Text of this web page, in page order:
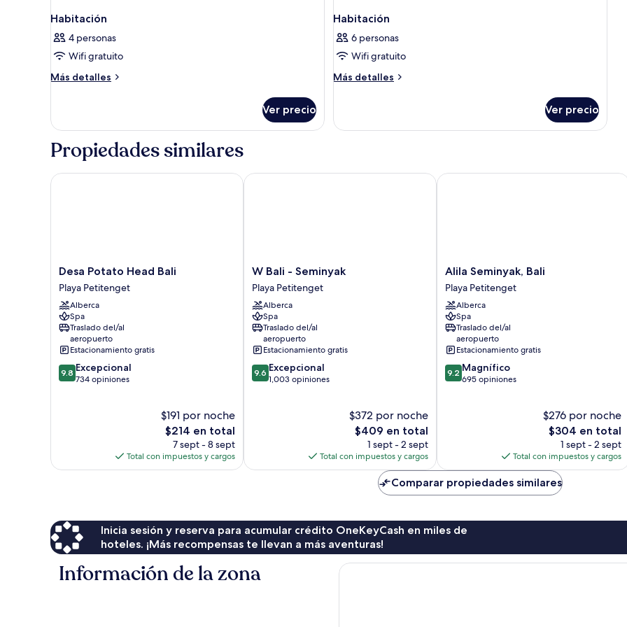
Habitación
4 personas
Wifi gratuito
Más detalles
Más
Ver precio
Habitación
6 personas
Wifi gratuito
Más detalles
Más
Ver precio
Propiedades similares
Desa
Potato
Head
Bali
Playa
Petitenget
Desa Potato Head Bali
Playa Petitenget
Alberca
Spa
Traslado del/al
aeropuerto
Estacionamiento gratis
9.8
de
9.8 Excepcional
734 opiniones
$191 por noche
El
precio
actual
es
$214 en total
7 sept - 8 sept
Total con impuestos y cargos
Desa Potato Head Bali
W
Bali
-
Seminyak
Playa
Petitenget
W Bali - Seminyak
Playa Petitenget
Alberca
Spa
Traslado del/al
aeropuerto
Estacionamiento gratis
9.6
de
9.6 Excepcional
1,003 opiniones
$372 por noche
El
precio
actual
es
$409 en total
1 sept - 2 sept
Total con impuestos y cargos
W Bali - Seminyak
Alila
Seminyak,
Bali
Playa
Petitenget
Alila Seminyak, Bali
Playa Petitenget
Alberca
Spa
Traslado del/al
aeropuerto
Estacionamiento gratis
9.2
de
9.2 Magnífico
695 opiniones
$276 por noche
El
precio
actual
es
de
$304
$304 en total
1 sept - 2 sept
Total con impuestos y cargos
Alila Seminyak, Bali
Comparar propiedades similares
Inicia sesión y reserva para acumular crédito OneKeyCash en miles de
hoteles. ¡Más recompensas te llevan a más aventuras!
Información de la zona